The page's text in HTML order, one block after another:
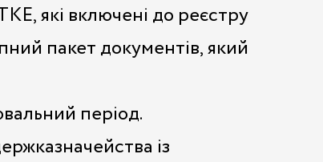
які включені до реєстру
пакет документів, який
період.
із